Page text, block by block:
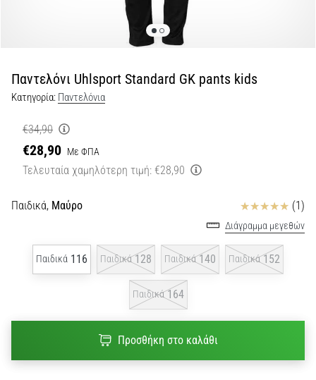
άρθρων
Παντελόνι Uhlsport Standard GK pants kids
Κατηγορία: Παντελόνια
€34,90
€28,90 Με ΦΠΑ
Τελευταία χαμηλότερη τιμή: €28,90
Παιδικά, Μαύρο Κριτικές (1)
Διάγραμμα μεγεθών
Παιδικά 116 Παιδικά 128 Παιδικά 140 Παιδικά 152
Παιδικά 164
Προσθήκη στο καλάθι